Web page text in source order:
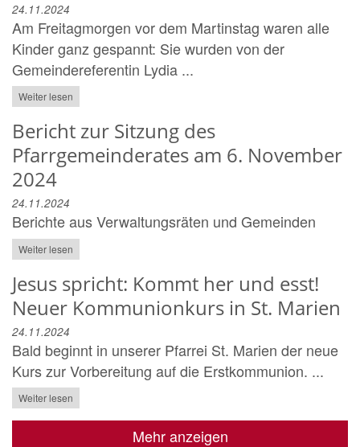
24.11.2024
Am Freitagmorgen vor dem Martinstag waren alle
Kinder ganz gespannt: Sie wurden von der
Gemeindereferentin Lydia ...
Weiter lesen
Bericht zur Sitzung des
Pfarrgemeinderates am 6. November
2024
24.11.2024
Berichte aus Verwaltungsräten und Gemeinden
Weiter lesen
Jesus spricht: Kommt her und esst!
Neuer Kommunionkurs in St. Marien
24.11.2024
Bald beginnt in unserer Pfarrei St. Marien der neue
Kurs zur Vorbereitung auf die Erstkommunion. ...
Weiter lesen
Mehr anzeigen